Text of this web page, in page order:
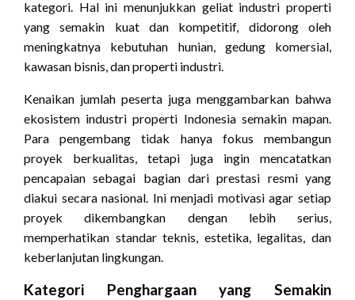
kategori. Hal ini menunjukkan geliat industri properti
yang semakin kuat dan kompetitif, didorong oleh
meningkatnya kebutuhan hunian, gedung komersial,
kawasan bisnis, dan properti industri.
Kenaikan jumlah peserta juga menggambarkan bahwa
ekosistem industri properti Indonesia semakin mapan.
Para pengembang tidak hanya fokus membangun
proyek berkualitas, tetapi juga ingin mencatatkan
pencapaian sebagai bagian dari prestasi resmi yang
diakui secara nasional. Ini menjadi motivasi agar setiap
proyek dikembangkan dengan lebih serius,
memperhatikan standar teknis, estetika, legalitas, dan
keberlanjutan lingkungan.
Kategori Penghargaan yang Semakin